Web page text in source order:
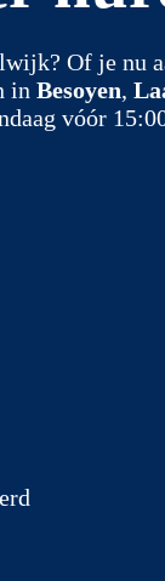
Of je nu
in Besoyen,
vóór